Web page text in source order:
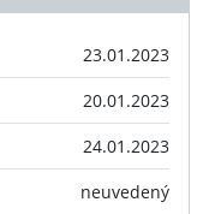
23.01.2023
20.01.2023
24.01.2023
neuvedený